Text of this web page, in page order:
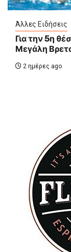
Άλλες Ειδήσεις
Για την 5η
Μεγάλη
2 ημέρες ago